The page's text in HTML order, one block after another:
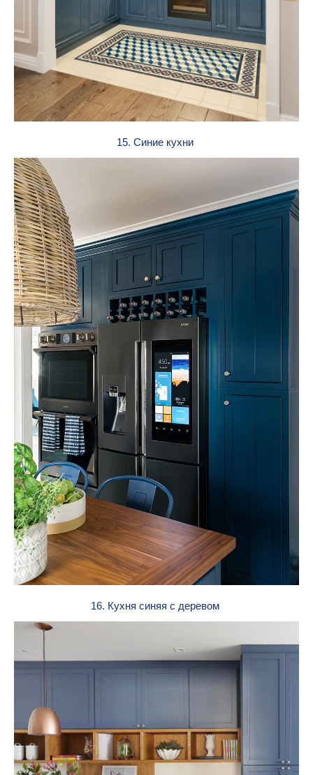
15. Синие кухни
16. Кухня синяя с деревом